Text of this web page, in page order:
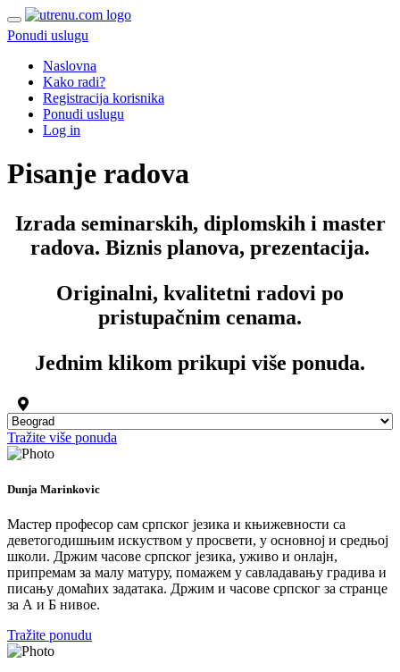
Ponudi uslugu
Naslovna
Kako radi?
Registracija korisnika
Ponudi uslugu
Log in
Pisanje radova
Izrada seminarskih, diplomskih i master
radova. Biznis planova, prezentacija.
Originalni, kvalitetni radovi po
pristupačnim cenama.
Jednim klikom prikupi više ponuda.
Tražite više ponuda
Dunja Marinkovic
Мастер професор сам српског језика и књижевности са
деветогодишњим искуством у просвети, у основној и средњој
школи. Држим часове српског језика, уживо и онлајн,
припремам за малу матуру, помажем у савладавању градива и
писању домаћих задатака. Држим и часове српског за странце
за А и Б нивое.
Tražite ponudu